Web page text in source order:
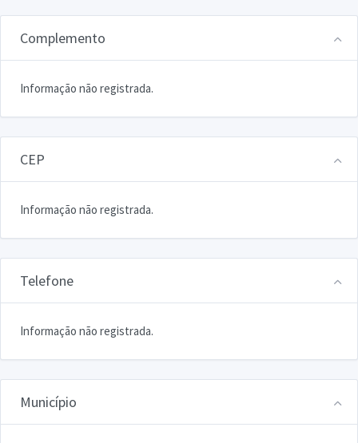
Complemento
Informação não registrada.
CEP
Informação não registrada.
Telefone
Informação não registrada.
Município